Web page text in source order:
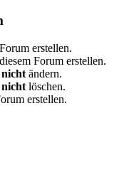
erstellen.
Forum erstellen.
nicht ändern.
nicht löschen.
erstellen.